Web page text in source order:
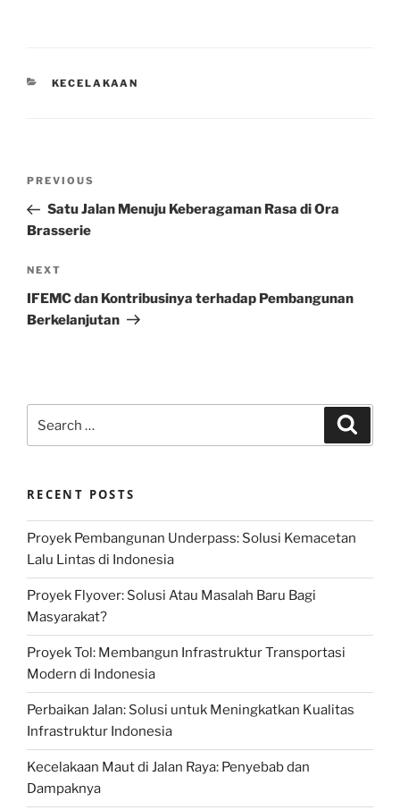
CATEGORIES
KECELAKAAN
Previous
Post
PREVIOUS
Satu Jalan Menuju Keberagaman Rasa di Ora
Brasserie
Next
Post
NEXT
IFEMC dan Kontribusinya terhadap Pembangunan
Berkelanjutan
for:
RECENT POSTS
Proyek Pembangunan Underpass: Solusi Kemacetan
Lalu Lintas di Indonesia
Proyek Flyover: Solusi Atau Masalah Baru Bagi
Masyarakat?
Proyek Tol: Membangun Infrastruktur Transportasi
Modern di Indonesia
Perbaikan Jalan: Solusi untuk Meningkatkan Kualitas
Infrastruktur Indonesia
Kecelakaan Maut di Jalan Raya: Penyebab dan
Dampaknya